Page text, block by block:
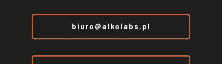
biuro@alkolabs.pl